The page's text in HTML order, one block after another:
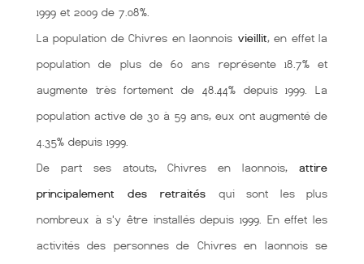
1999 et 2009 de 7.08%.
La population de Chivres en laonnois vieillit, en effet la
population de plus de 60 ans représente 18.7% et
augmente très fortement de 48.44% depuis 1999. La
population active de 30 à 59 ans, eux ont augmenté de
4.35% depuis 1999.
De part ses atouts, Chivres en laonnois, attire
principalement des retraités qui sont les plus
nombreux à s'y être installés depuis 1999. En effet les
activités des personnes de Chivres en laonnois se